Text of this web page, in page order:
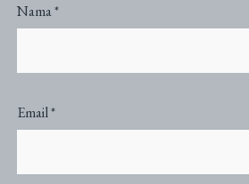
Nama*
Email*